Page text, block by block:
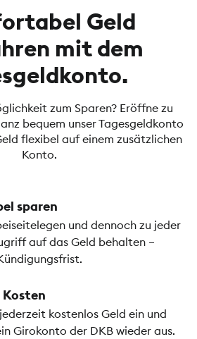
Geld
mit dem
zum Sparen? Eröffne zu
bequem unser Tagesgeldkonto
flexibel auf einem zusätzlichen
Konto.
sparen
und dennoch zu jeder
auf das Geld behalten –
Kosten
kostenlos Geld ein und
Girokonto der DKB wieder aus.